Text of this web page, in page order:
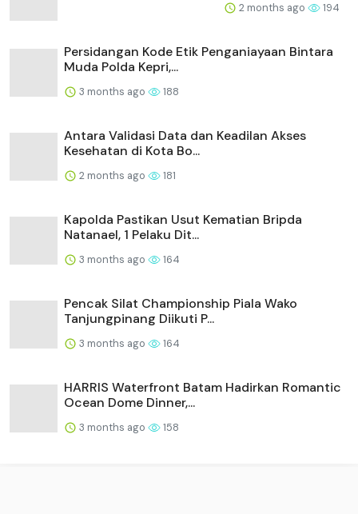
2 months ago 194
Persidangan Kode Etik Penganiayaan Bintara
Muda Polda Kepri,...
3 months ago 188
Antara Validasi Data dan Keadilan Akses
Kesehatan di Kota Bo...
2 months ago 181
Kapolda Pastikan Usut Kematian Bripda
Natanael, 1 Pelaku Dit...
3 months ago 164
Pencak Silat Championship Piala Wako
Tanjungpinang Diikuti P...
3 months ago 164
HARRIS Waterfront Batam Hadirkan Romantic
Ocean Dome Dinner,...
3 months ago 158